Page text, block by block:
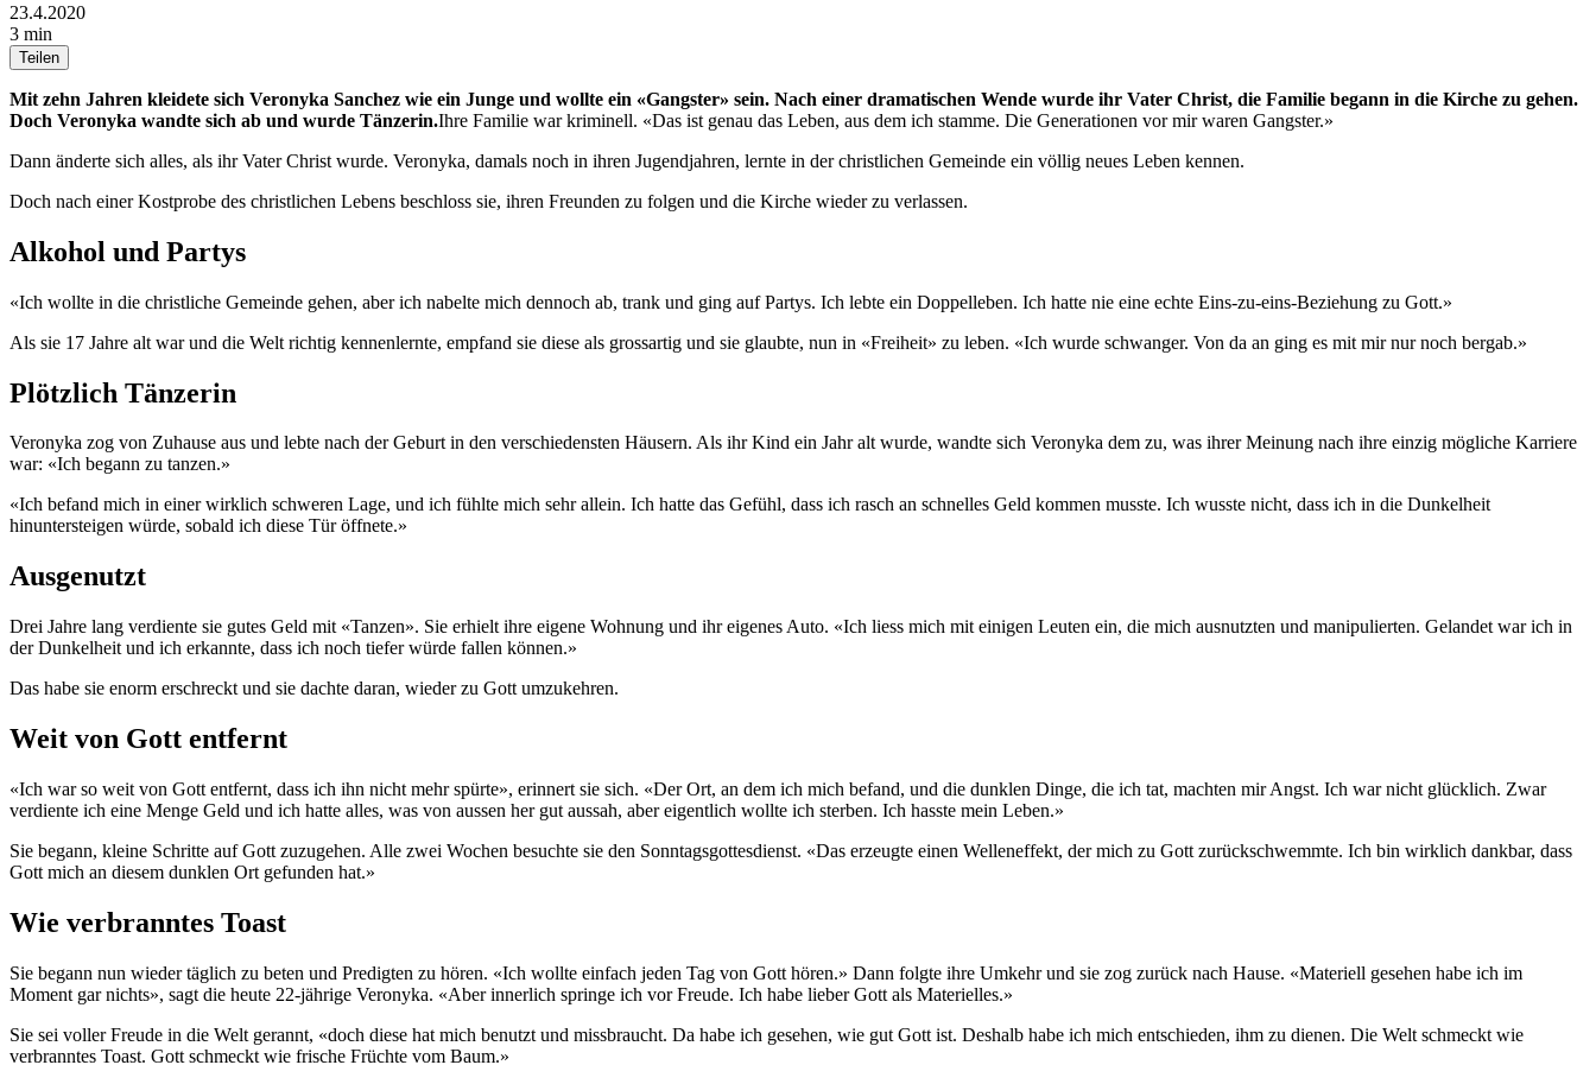
23.4.2020
3 min
Teilen
Mit zehn Jahren kleidete sich Veronyka Sanchez wie ein Junge und wollte ein «Gangster» sein. Nach einer dramatischen Wende wurde ihr Vater Christ, die Familie begann in die Kirche zu gehen.
Doch Veronyka wandte sich ab und wurde Tänzerin.Ihre Familie war kriminell. «Das ist genau das Leben, aus dem ich stamme. Die Generationen vor mir waren Gangster.»
Dann änderte sich alles, als ihr Vater Christ wurde. Veronyka, damals noch in ihren Jugendjahren, lernte in der christlichen Gemeinde ein völlig neues Leben kennen.
Doch nach einer Kostprobe des christlichen Lebens beschloss sie, ihren Freunden zu folgen und die Kirche wieder zu verlassen.
Alkohol und Partys
«Ich wollte in die christliche Gemeinde gehen, aber ich nabelte mich dennoch ab, trank und ging auf Partys. Ich lebte ein Doppelleben. Ich hatte nie eine echte Eins-zu-eins-Beziehung zu Gott.»
Als sie 17 Jahre alt war und die Welt richtig kennenlernte, empfand sie diese als grossartig und sie glaubte, nun in «Freiheit» zu leben. «Ich wurde schwanger. Von da an ging es mit mir nur noch bergab.»
Plötzlich Tänzerin
Veronyka zog von Zuhause aus und lebte nach der Geburt in den verschiedensten Häusern. Als ihr Kind ein Jahr alt wurde, wandte sich Veronyka dem zu, was ihrer Meinung nach ihre einzig mögliche Karriere
war: «Ich begann zu tanzen.»
«Ich befand mich in einer wirklich schweren Lage, und ich fühlte mich sehr allein. Ich hatte das Gefühl, dass ich rasch an schnelles Geld kommen musste. Ich wusste nicht, dass ich in die Dunkelheit
hinuntersteigen würde, sobald ich diese Tür öffnete.»
Ausgenutzt
Drei Jahre lang verdiente sie gutes Geld mit «Tanzen». Sie erhielt ihre eigene Wohnung und ihr eigenes Auto. «Ich liess mich mit einigen Leuten ein, die mich ausnutzten und manipulierten. Gelandet war ich in
der Dunkelheit und ich erkannte, dass ich noch tiefer würde fallen können.»
Das habe sie enorm erschreckt und sie dachte daran, wieder zu Gott umzukehren.
Weit von Gott entfernt
«Ich war so weit von Gott entfernt, dass ich ihn nicht mehr spürte», erinnert sie sich. «Der Ort, an dem ich mich befand, und die dunklen Dinge, die ich tat, machten mir Angst. Ich war nicht glücklich. Zwar
verdiente ich eine Menge Geld und ich hatte alles, was von aussen her gut aussah, aber eigentlich wollte ich sterben. Ich hasste mein Leben.»
Sie begann, kleine Schritte auf Gott zuzugehen. Alle zwei Wochen besuchte sie den Sonntagsgottesdienst. «Das erzeugte einen Welleneffekt, der mich zu Gott zurückschwemmte. Ich bin wirklich dankbar, dass
Gott mich an diesem dunklen Ort gefunden hat.»
Wie verbranntes Toast
Sie begann nun wieder täglich zu beten und Predigten zu hören. «Ich wollte einfach jeden Tag von Gott hören.» Dann folgte ihre Umkehr und sie zog zurück nach Hause. «Materiell gesehen habe ich im
Moment gar nichts», sagt die heute 22-jährige Veronyka. «Aber innerlich springe ich vor Freude. Ich habe lieber Gott als Materielles.»
Sie sei voller Freude in die Welt gerannt, «doch diese hat mich benutzt und missbraucht. Da habe ich gesehen, wie gut Gott ist. Deshalb habe ich mich entschieden, ihm zu dienen. Die Welt schmeckt wie
verbranntes Toast. Gott schmeckt wie frische Früchte vom Baum.»